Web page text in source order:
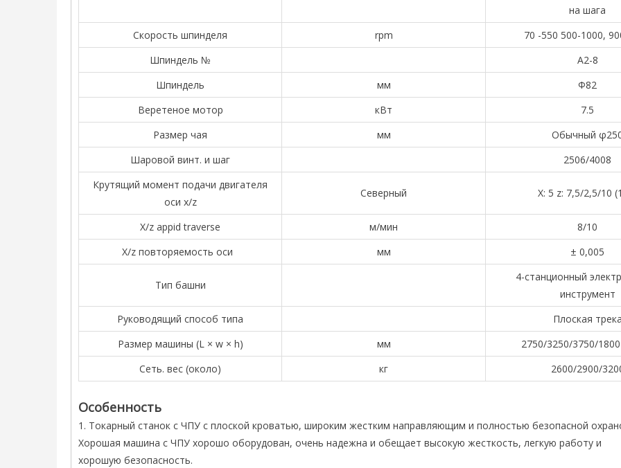
на шага
Скорость шпинделя
rpm
70 -550 500-1000,
Шпиндель №
A2-8
Шпиндель
мм
Φ82
Веретеное мотор
кВт
7.5
Размер чая
мм
Обычный
Шаровой винт. и шаг
2506/4008
Крутящий момент подачи двигателя
оси x/z
Северный X: 5 z: 7,5/2,5/10
X/z appid traverse м/мин
8/10
X/z повторяемость оси
мм ± 0,005
Тип башни
4-станционный
инструмент
Руководящий способ типа
Плоская
Размер машины (L × w × h)
мм
2750/3250/3750/
Сеть. вес (около)
кг 2600/2900/
Особенность
1. Токарный станок с ЧПУ с плоской кроватью, широким жестким направляющим и полностью безопасной
Хорошая машина с ЧПУ хорошо оборудован, очень надежна и обещает высокую жесткость, легкую работу и
хорошую безопасность.